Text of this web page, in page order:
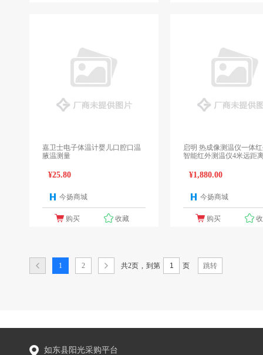
嘉卫士电子体温计婴儿口腔口温
腋温测量
¥25.80
今扬商城
购买 收藏
启明 热成像测温仪一体
智能红外测温仪4米远距
¥1,880.00
今扬商城
购买
1 2 共2页 到第 页 跳转
如东县阳光采购平台